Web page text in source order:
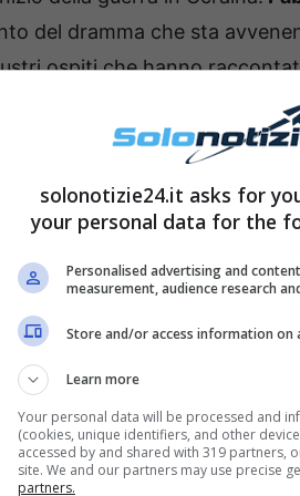
del dramma che sta
ospiti che hanno
Andrij Schevkenko e il
studio, ed esclusive
aggiornamenti sul tema
Tempo Che Fa
Generale della Nato
attenzione dai media di tutto il
delle accuse della
solonotizie24.it asks for
your personal data for the
Personalised advertising and
measurement, audience research
Store and/or access information on
Learn more
Your personal data will be processed and
(cookies, unique identifiers, and other
accessed by and shared with 319 partners,
site. We and our partners may use precise
partners.